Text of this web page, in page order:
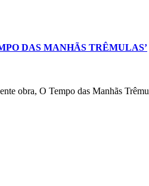
DAS MANHÃS TRÊMULAS’
obra, O Tempo das Manhãs